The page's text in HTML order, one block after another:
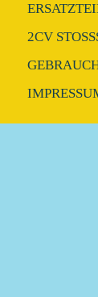
2CV